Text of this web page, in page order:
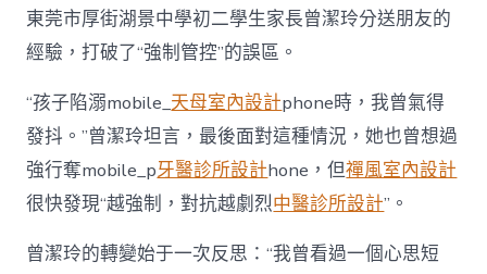
東莞市厚街湖景中學初二學生家長曾潔玲分送朋友的
經驗，打破了“強制管控”的誤區。
“孩子陷溺mobile_天母室內設計phone時，我曾氣得
發抖。”曾潔玲坦言，最後面對這種情況，她也曾想過
強行奪mobile_p牙醫診所設計hone，但禪風室內設計
很快發現“越強制，對抗越劇烈中醫診所設計”。
曾潔玲的轉變始于一次反思：“我曾看過一個心思短